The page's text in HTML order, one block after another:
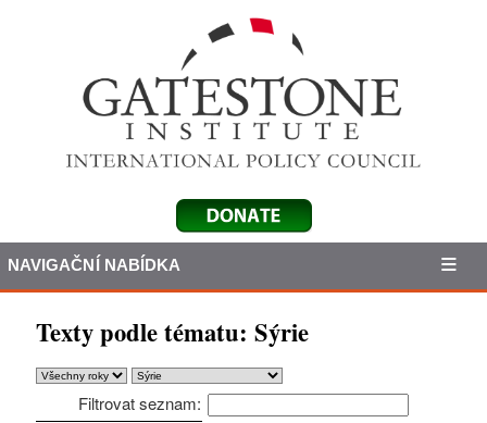
NAVIGAČNÍ NABÍDKA
Texty podle tématu: Sýrie
Filtrovat seznam: